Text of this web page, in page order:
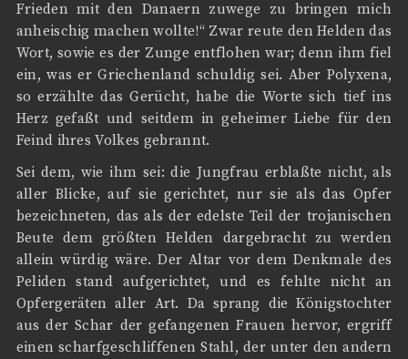
Frieden mit den Danaern zuwege zu bringen mich
anheischig machen wollte!“ Zwar reute den Helden das
Wort, sowie es der Zunge entflohen war; denn ihm fiel
ein, was er Griechenland schuldig sei. Aber Polyxena,
so erzählte das Gerücht, habe die Worte sich tief ins
Herz gefaßt und seitdem in geheimer Liebe für den
Feind ihres Volkes gebrannt.
Sei dem, wie ihm sei: die Jungfrau erblaßte nicht, als
aller Blicke, auf sie gerichtet, nur sie als das Opfer
bezeichneten, das als der edelste Teil der trojanischen
Beute dem größten Helden dargebracht zu werden
allein würdig wäre. Der Altar vor dem Denkmale des
Peliden stand aufgerichtet, und es fehlte nicht an
Opfergeräten aller Art. Da sprang die Königstochter
aus der Schar der gefangenen Frauen hervor, ergriff
einen scharfgeschliffenen Stahl, der unter den andern